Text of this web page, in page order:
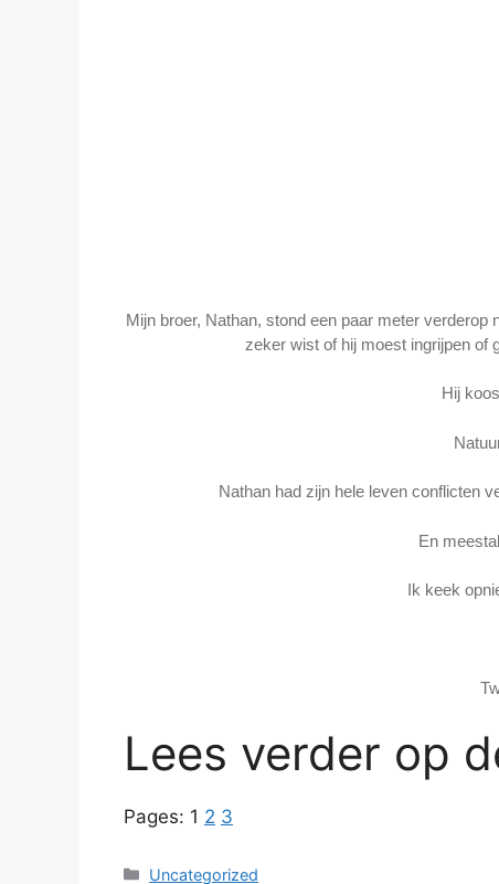
Mijn broer, Nathan, stond een paar meter
zeker wist of hij moest ingrijpen of
Hij
Nathan had zijn hele leven conflicten
En
Ik keek
Lees verder op
Pages: 1 2 3
Categories
Uncategorized